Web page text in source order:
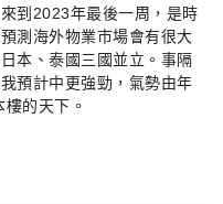
到 2023年最後一周，是時
測海外物業市場會有很大
本、泰國三國並立。事隔
預計中更強勁，氣勢由年
的天下。